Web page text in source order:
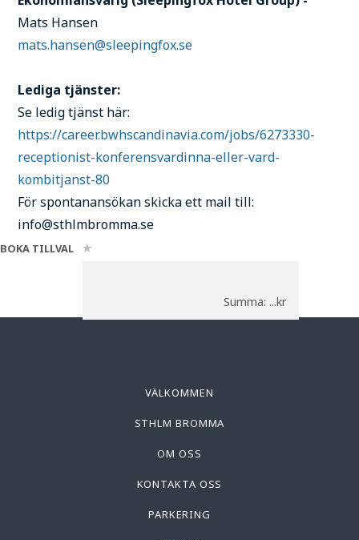
Mats Hansen
mats.hansen@sleepingfox.se
Lediga tjänster:
Se ledig tjänst här:
https://career.bwhscandinavia.com/jobs/6273330-
receptionist-konferensvardinna-eller-vard-
kombitjanst-80
För spontanansökan skicka ett mail till:
info@sthlmbromma.se
BOKA TILLVAL
Summa: ...kr
VÄLKOMMEN
STHLM BROMMA
OM OSS
KONTAKTA OSS
PARKERING